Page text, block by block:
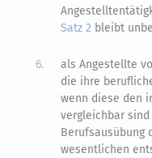
Satz 2 bleibt
6.
als Angestellte
die ihre
wenn diese den
vergleichbar
Berufsausübung
wesentlichen